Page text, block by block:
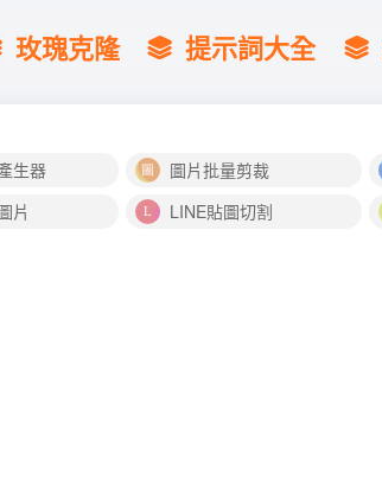
玫瑰克隆 提示詞大全
生器 圖片批量剪裁
片 LINE貼圖切割